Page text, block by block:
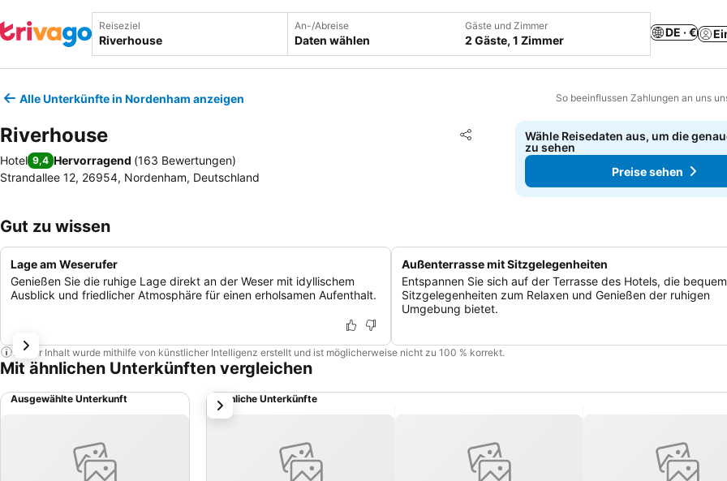
Reiseziel An-/Abreise
Daten wählen
Gäste und Zimmer
2 Gäste, 1 Zimmer
DE · €
Alle Unterkünfte in Nordenham anzeigen So beeinflussen Zahlungen an uns
Riverhouse Teilen
Zu Favoriten hinzufügen
Hotel 9,4 Hervorragend (163 Bewertungen)
Strandallee 12, 26954, Nordenham, Deutschland
Wähle Reisedaten aus, um die
zu sehen
Preise sehen
Gut zu wissen
Lage am Weserufer
Genießen Sie die ruhige Lage direkt an der Weser mit idyllischem
Ausblick und friedlicher Atmosphäre für einen erholsamen Aufenthalt.
Außenterrasse mit Sitzgelegenheiten
Entspannen Sie sich auf der Terrasse des Hotels, die
Sitzgelegenheiten zum Relaxen und Genießen der ruhigen
Umgebung bietet.
Dieser Inhalt wurde mithilfe von künstlicher Intelligenz erstellt und ist möglicherweise nicht zu 100 % korrekt.
Mit ähnlichen Unterkünften vergleichen
Ausgewählte Unterkunft Ähnliche Unterkünfte
weiter